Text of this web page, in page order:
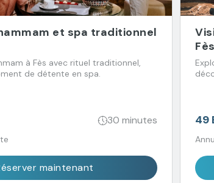
et spa traditionnel
à Fès avec rituel traditionnel,
de détente en spa.
30 minutes
maintenant
Fès
49